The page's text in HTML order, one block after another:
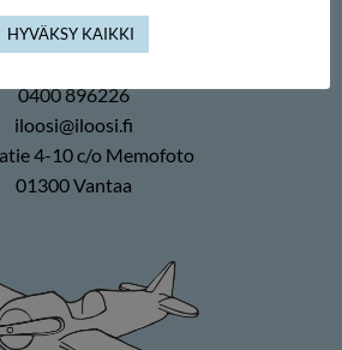
0400 896226
iloosi@iloosi.fi
4-10 c/o Memofoto
01300 Vantaa
HYVÄKSY KAIKKI